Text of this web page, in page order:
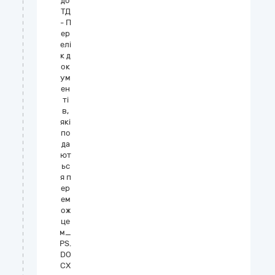
ТД
- П
ер
елі
к д
ок
ум
ен
ті
в,
які
по
да
ют
ьс
я п
ер
ем
ож
це
м_
PS.
DO
CX